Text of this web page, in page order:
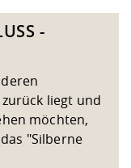
-
liegt und
möchten,
"Silberne